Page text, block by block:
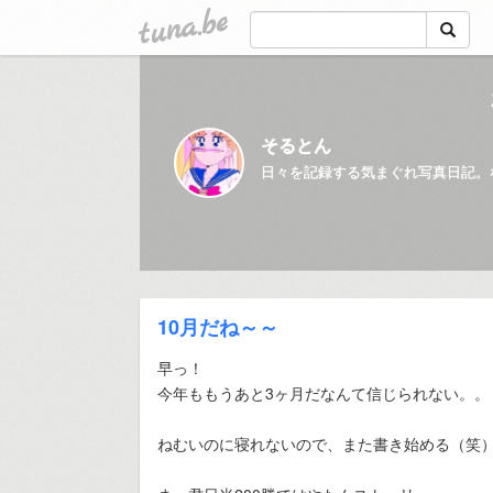
tuna.be
そるとん
日々を記録する気まぐれ写真日記
10月だね～～
早っ！
今年ももうあと3ヶ月だなんて信じられない。。
ねむいのに寝れないので、また書き始める（笑